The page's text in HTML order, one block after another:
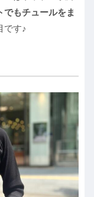
でもチュールをま
です♪